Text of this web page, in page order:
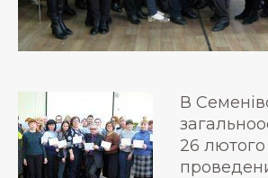
В
26 лютого